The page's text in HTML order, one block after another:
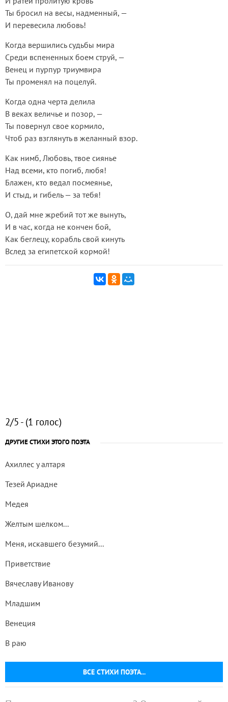
Ты бросил на весы, надменный, —
И перевесила любовь!
Когда вершились судьбы мира
Среди вспененных боем струй, —
Венец и пурпур триумвира
Ты променял на поцелуй.
Когда одна черта делила
В веках величье и позор, —
Ты повернул свое кормило,
Чтоб раз взглянуть в желанный взор.
Как нимб, Любовь, твое сиянье
Над всеми, кто погиб, любя!
Блажен, кто ведал посмеянье,
И стыд, и гибель — за тебя!
О, дай мне жребий тот же вынуть,
И в час, когда не кончен бой,
Как беглецу, корабль свой кинуть
Вслед за египетской кормой!
2/5 - (1 голос)
ДРУГИЕ СТИХИ ЭТОГО ПОЭТА
ВСЕ СТИХИ ПОЭТА...
Ахиллес у алтаря
Тезей Ариадне
Медея
Желтым шелком...
Меня, искавшего безумий...
Приветствие
Вячеславу Иванову
Младшим
Венеция
В раю